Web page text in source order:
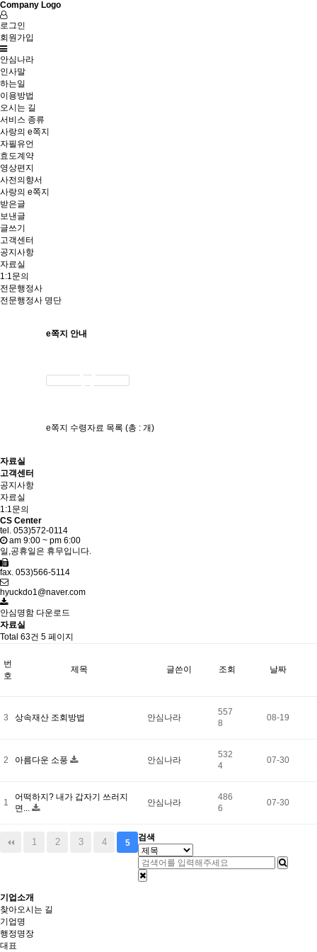
Company Logo
로그인
회원가입
안심나라
인사말
하는일
이용방법
오시는 길
서비스 종류
사랑의 e쪽지
자필유언
효도계약
영상편지
사전의향서
사랑의 e쪽지
받은글
보낸글
글쓰기
고객센터
공지사항
자료실
1:1문의
전문행정사
전문행정사 명단
e쪽지 안내
e쪽지 수령자료 목록 (총 : 개)
자료실
고객센터
공지사항
자료실
1:1문의
CS Center
tel. 053)572-0114
am 9:00 ~ pm 6:00
일,공휴일은 휴무입니다.
fax. 053)566-5114
hyuckdo1@naver.com
안심명함 다운로드
자료실
Total 63건 5 페이지
번
호
제목 글쓴이 조회 날짜
3 상속재산 조회방법 안심나라
557
8
08-19
2 아름다운 소풍 안심나라
532
4
07-30
1
어떡하지? 내가 갑자기 쓰러지
면...
안심나라
486
6
07-30
1 2 3 4 5
검색
기업소개
찾아오시는 길
기업명
행정명장
대표